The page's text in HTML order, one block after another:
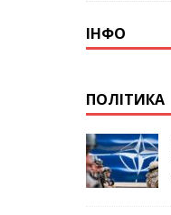
ІНФО
ПОЛІТИКА